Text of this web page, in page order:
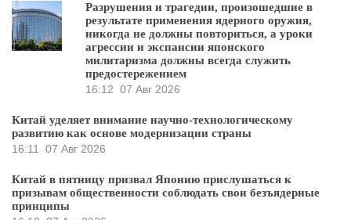
Разрушения и трагедии, произошедшие в
результате применения ядерного оружия,
никогда не должны повториться, а уроки
агрессии и экспансии японского
милитаризма должны всегда служить
предостережением
16:12 07 Авг 2026
Китай уделяет внимание научно-технологическому
развитию как основе модернизации страны
16:11
07 Авг 2026
Китай в пятницу призвал Японию прислушаться к
призывам общественности соблюдать свои безъядерные
принципы